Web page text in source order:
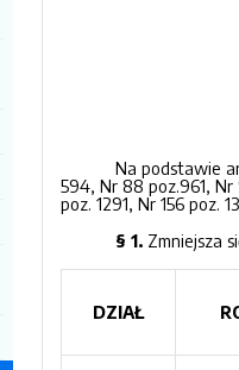
Na podstawie
594, Nr 88 poz.961, Nr
poz. 1291, Nr 156 poz.
§ 1. Zmniejsza
DZIAŁ